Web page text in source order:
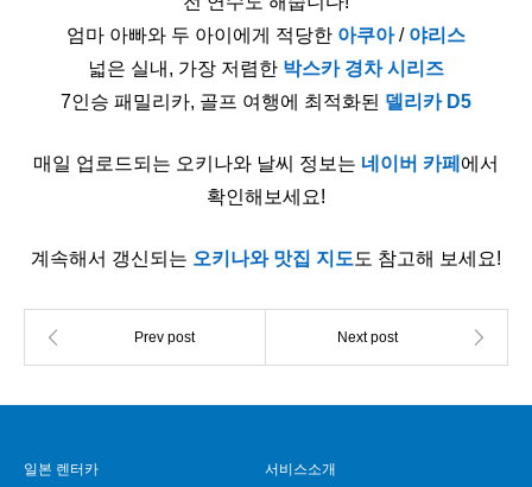
엄마 아빠와 두 아이에게 적당한 아쿠아/ 야리스
넓은 실내, 가장 저렴한 박스카 경차 시리즈
7인승 패밀리카, 골프 여행에 최적화된 델리카 D5
매일 업로드되는 오키나와 날씨 정보는 네이버 카페 에서
확인해보세요!
계속해서 갱신되는 오키나와 맛집 지도도 참고해 보세요!
일본 렌터카
서비스소개